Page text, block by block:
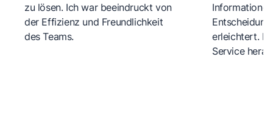
zu lösen. Ich war beeindruckt von
der Effizienz und Freundlichkeit
des Teams.
erleichtert.
Service